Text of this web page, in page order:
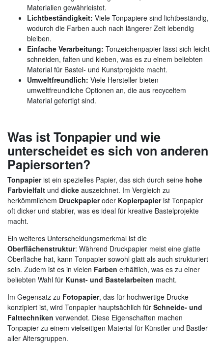
Materialien gewährleistet.
Lichtbeständigkeit: Viele Tonpapiere sind lichtbeständig,
wodurch die Farben auch nach längerer Zeit lebendig
bleiben.
Einfache Verarbeitung: Tonzeichenpapier lässt sich leicht
schneiden, falten und kleben, was es zu einem beliebten
Material für Bastel- und Kunstprojekte macht.
Umweltfreundlich: Viele Hersteller bieten
umweltfreundliche Optionen an, die aus recyceltem
Material gefertigt sind.
Was ist Tonpapier und wie
unterscheidet es sich von anderen
Papiersorten?
Tonpapierist ein spezielles Papier, das sich durch seine hohe
Farbvielfalt und dicke auszeichnet. Im Vergleich zu
herkömmlichem Druckpapieroder Kopierpapierist Tonpapier
oft dicker und stabiler, was es ideal für kreative Bastelprojekte
macht.
Ein weiteres Unterscheidungsmerkmal ist die
Oberflächenstruktur: Während Druckpapier meist eine glatte
Oberfläche hat, kann Tonpapier sowohl glatt als auch strukturiert
sein. Zudem ist es in vielen Farben erhältlich, was es zu einer
beliebten Wahl für Kunst- und Bastelarbeiten macht.
Im Gegensatz zu Fotopapier, das für hochwertige Drucke
konzipiert ist, wird Tonpapier hauptsächlich für Schneide- und
Falttechniken verwendet. Diese Eigenschaften machen
Tonpapier zu einem vielseitigen Material für Künstler und Bastler
aller Altersgruppen.